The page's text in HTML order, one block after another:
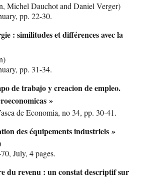
Michel Dauchot and Daniel Verger)
pp. 22-30.
: similitudes et différences avec la
pp. 31-34.
de trabajo y creacion de empleo.
»
de Economia, no 34, pp. 30-41.
des équipements industriels »
July, 4 pages.
du revenu : un constat descriptif sur